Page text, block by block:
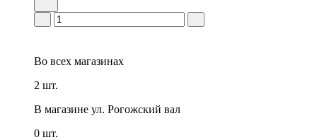
Во всех магазинах
2 шт.
В магазине ул. Рогожский вал
0 шт.